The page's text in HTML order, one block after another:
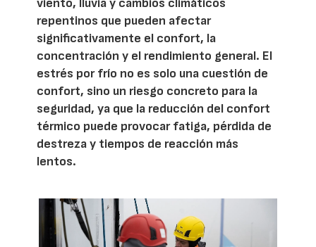
viento, lluvia y cambios climáticos
repentinos que pueden afectar
significativamente el confort, la
concentración y el rendimiento general. El
estrés por frío no es solo una cuestión de
confort, sino un riesgo concreto para la
seguridad, ya que la reducción del confort
térmico puede provocar fatiga, pérdida de
destreza y tiempos de reacción más
lentos.